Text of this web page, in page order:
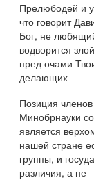
Прелюбодей и
что говорит
Бог, не
водворится
пред очами
делающих
Позиция
Минобрнауки
является
нашей стране
группы, и
различия, а не